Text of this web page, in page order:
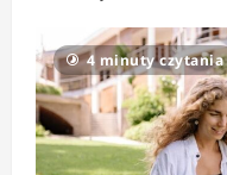
4 minuty czytania